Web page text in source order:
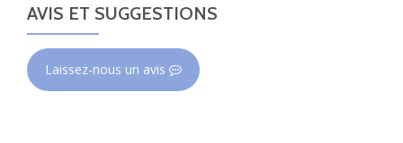
AVIS ET SUGGESTIONS
Laissez-nous un avis